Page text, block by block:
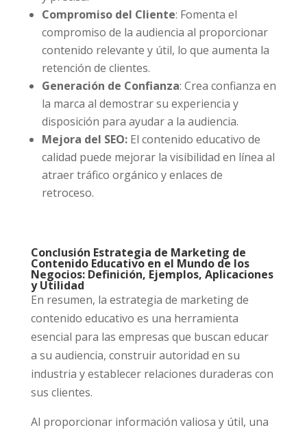
Compromiso del Cliente: Fomenta el
compromiso de la audiencia al proporcionar
contenido relevante y útil, lo que aumenta la
retención de clientes.
Generación de Confianza: Crea confianza en
la marca al demostrar su experiencia y
disposición para ayudar a la audiencia.
Mejora del SEO:El contenido educativo de
calidad puede mejorar la visibilidad en línea al
atraer tráfico orgánico y enlaces de
retroceso.
Conclusión Estrategia de Marketing de
Contenido Educativo en el Mundo de los
Negocios: Definición, Ejemplos, Aplicaciones
y Utilidad
En resumen, la estrategia de marketing de
contenido educativo es una herramienta
esencial para las empresas que buscan educar
a su audiencia, construir autoridad en su
industria y establecer relaciones duraderas con
sus clientes.
Al proporcionar información valiosa y útil, una